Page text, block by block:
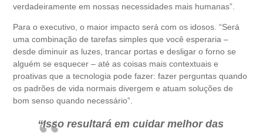
verdadeiramente em nossas necessidades mais humanas”.
Para o executivo, o maior impacto será com os idosos. “Será
uma combinação de tarefas simples que você esperaria –
desde diminuir as luzes, trancar portas e desligar o forno se
alguém se esquecer – até as coisas mais contextuais e
proativas que a tecnologia pode fazer: fazer perguntas quando
os padrões de vida normais divergem e atuam soluções de
bom senso quando necessário”.
“Isso resultará em cuidar melhor das